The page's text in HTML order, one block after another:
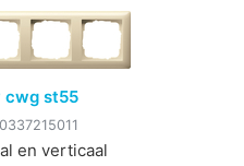
cwg st55
en verticaal